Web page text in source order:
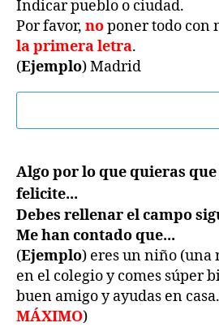
Indicar pueblo o ciudad.
Por favor, noponer todo con
la primera letra.
(Ejemplo) Madrid
Algo por lo que quieras que
felicite...
Debes rellenar el campo
Me han contado que...
(Ejemplo) eres un niño (una
en el colegio y comes súper
buen amigo y ayudas en
MÁXIMO)